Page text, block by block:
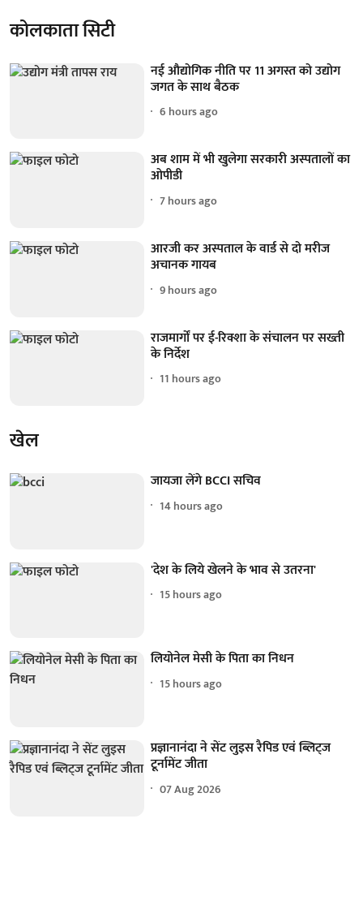
कोलकाता सिटी
नई औद्योगिक नीति पर 11 अगस्त को उद्योग
जगत के साथ बैठक
6 hours ago
अब शाम में भी खुलेगा सरकारी अस्पतालों का
ओपीडी
7 hours ago
आरजी कर अस्पताल के वार्ड से दो मरीज
अचानक गायब
9 hours ago
राजमार्गों पर ई-रिक्शा के संचालन पर सख्ती
के निर्देश
11 hours ago
खेल
जायजा लेंगे BCCI सचिव
14 hours ago
'देश के लिये खेलने के भाव से उतरना'
15 hours ago
लियोनेल मेसी के पिता का निधन
15 hours ago
प्रज्ञानानंदा ने सेंट लुइस रैपिड एवं ब्लिट्ज
टूर्नामेंट जीता
07 Aug 2026